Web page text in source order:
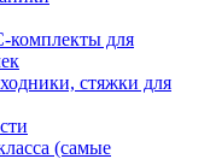
комплекты для
стяжки для
(самые